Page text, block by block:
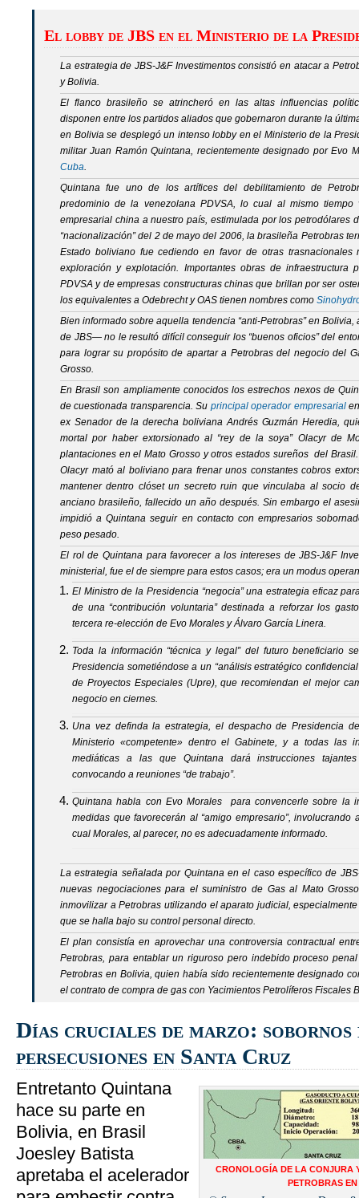
El lobby de JBS en el Ministerio de la
La estrategia de JBS-J&F Investimentosconsistió en atacar a
y Bolivia.
El flanco brasileño se atrincheró en las altas influencias
disponen entre los partidos aliados que gobernaron durante la
en Bolivia se desplegó un intensolobbyen el Ministerio de la
militar Juan Ramón Quintana, recientemente designado por Evo
Cuba.
Quintana fue uno de los artífices del debilitamiento de
predominio de la venezolana PDVSA, lo cual al mismo tiempo
empresarial china a nuestro país, estimulada por los petrodólares
“nacionalización” del 2 de mayo del 2006, la brasileña Petrobras
Estado boliviano fue cediendo en favor de otras trasnacionales
exploración y explotación. Importantes obras de infraestructura
PDVSA y de empresas constructuras chinas que brillan por ser
los equivalentes a Odebrecht y OAS tienen nombres como
Bien informado sobre aquella tendencia “anti-Petrobras” en
de JBS— no le resultó difícil conseguir los “buenos oficios” del
para lograr su propósito de apartar a Petrobras del negocio del
Grosso.
En Brasil son ampliamente conocidos los estrechos nexos de
de cuestionada transparencia. Su principal operador empresarial
ex Senador de la derecha boliviana Andrés Guzmán Heredia,
mortal por haber extorsionado al “rey de la soya” Olacyr de
plantaciones en el Mato Grosso y otros estados sureños del
Olacyr mató al boliviano para frenar unos constantes cobros
mantener dentro clóset un secreto ruin que vinculaba al socio
anciano brasileño, fallecido un año después. Sin embargo el
impidió a Quintana seguir en contacto con empresarios
peso pesado.
El rol de Quintana para favorecer a los intereses deJBS-J&F
ministerial, fue el de siempre para estos casos; era un modus
El Ministro de la Presidencia “negocia” una estrategia eficaz
de una “contribución voluntaria” destinada a reforzar los
tercera re-elección de Evo Morales y Álvaro García Linera.
Toda la información “técnica y legal” del futuro beneficiario
Presidencia sometiéndose a un “análisis estratégico
de Proyectos Especiales (Upre), que recomiendan el mejor
negocio en ciernes.
Una vez definda la estrategia, el despacho de Presidencia
Ministerio «competente» dentro el Gabinete, y a todas las
mediáticas a las que Quintana dará instrucciones
convocando a reuniones “de trabajo”.
Quintana habla con Evo Morales para convencerle sobre la
medidas que favorecerán al “amigo empresario”,
cual Morales, al parecer, no es adecuadamente informado.
La estrategia señalada por Quintana en el caso específico de
nuevas negociaciones para el suministro de Gas al Mato
inmovilizar a Petrobras utilizando el aparato judicial,
que se halla bajo su control personal directo.
El plan consistía en aprovechar una controversia contractual
Petrobras, para entablar un riguroso pero indebido proceso
Petrobras en Bolivia, quien había sido recientemente designado
el contrato de compra de gas con Yacimientos Petrolíferos Fiscales
Días cruciales de marzo:
persecusiones en Santa Cruz
CRONOLOGÍA DE LA CONJURA
PETROBRAS
Entretanto Quintana
hace su parte en
Bolivia, en Brasil
Joesley Batista
apretaba el acelerador